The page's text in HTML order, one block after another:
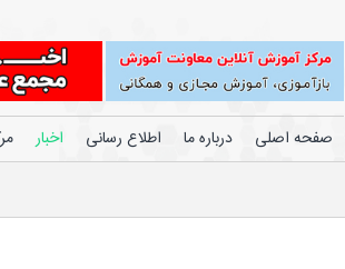
صفحه اصلی درباره ما اطلاع رسانی اخبار